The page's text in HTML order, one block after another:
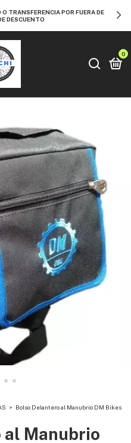
TRANSFERENCIA POR FUERA DE
DESCUENTO
0
> Bolso Delantero al Manubrio DM Bikes
al Manubrio